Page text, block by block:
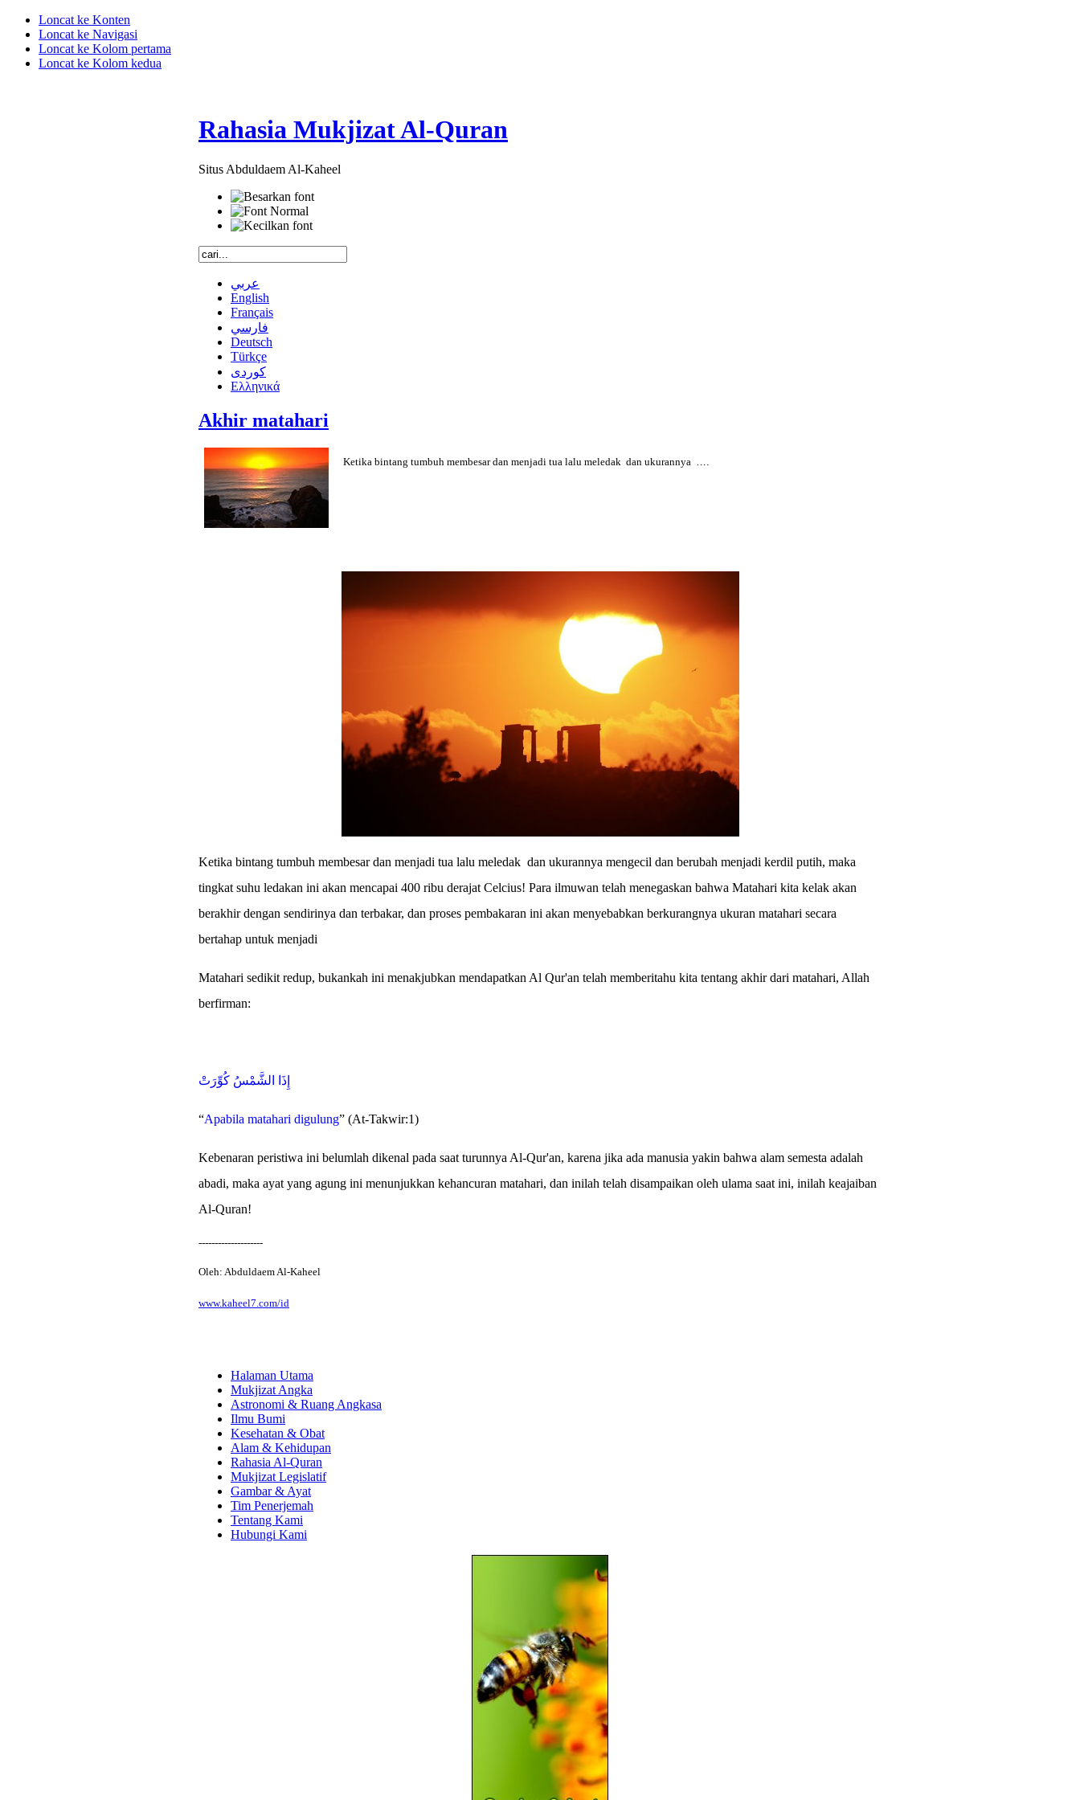
Loncat ke Konten
Loncat ke Navigasi
Loncat ke Kolom pertama
Loncat ke Kolom kedua
Rahasia Mukjizat Al-Quran
Situs Abduldaem Al-Kaheel
عربي
English
Français
فارسي
Deutsch
Türkçe
كوردى
Ελληνικά
Akhir matahari
Ketika bintang tumbuh membesar dan menjadi tua lalu meledak dan ukurannya
Ketika bintang tumbuh membesar dan menjadi tua lalu meledak dan ukurannya mengecil dan berubah menjadi kerdil putih, maka
tingkat suhu ledakan ini akan mencapai 400 ribu derajat Celcius! Para ilmuwan telah menegaskan bahwa Matahari kita kelak akan
berakhir dengan sendirinya dan terbakar, dan proses pembakaran ini akan menyebabkan berkurangnya ukuran matahari secara
bertahap untuk menjadi
Matahari sedikit redup, bukankah ini menakjubkan mendapatkan Al Qur'an telah memberitahu kita tentang akhir dari matahari, Allah
berfirman:
إِذَا الشَّمْسُ كُوِّرَتْ
“Apabila matahari digulung” (At-Takwir:1)
Kebenaran peristiwa ini belumlah dikenal pada saat turunnya Al-Qur'an, karena jika ada manusia yakin bahwa alam semesta adalah
abadi, maka ayat yang agung ini menunjukkan kehancuran matahari, dan inilah telah disampaikan oleh ulama saat ini, inilah keajaiban
Al-Quran!
--------------------
Oleh: Abduldaem Al-Kaheel
www.kaheel7.com/id
Halaman Utama
Mukjizat Angka
Astronomi & Ruang Angkasa
Ilmu Bumi
Kesehatan & Obat
Alam & Kehidupan
Rahasia Al-Quran
Mukjizat Legislatif
Gambar & Ayat
Tim Penerjemah
Tentang Kami
Hubungi Kami